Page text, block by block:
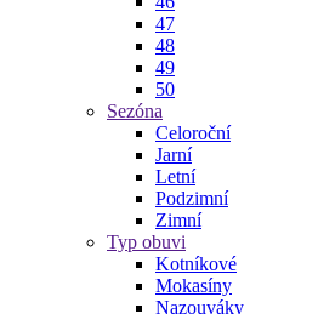
47
48
49
50
Sezóna
Celoroční
Jarní
Letní
Podzimní
Zimní
Typ obuvi
Kotníkové
Mokasíny
Nazouváky